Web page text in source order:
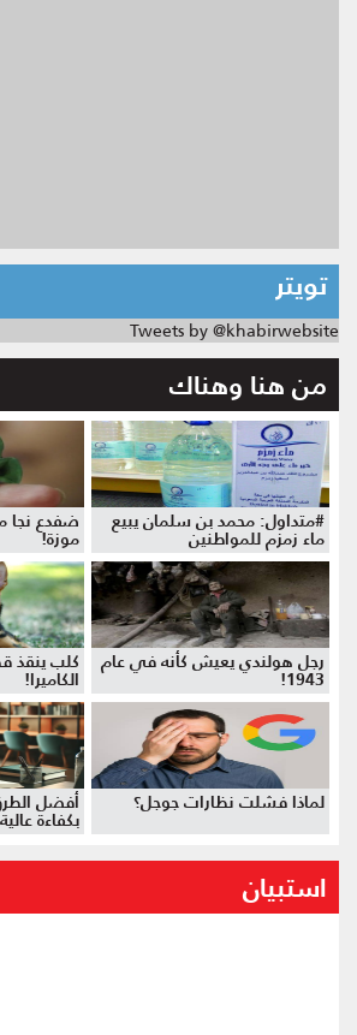
تويتر
Tweets by @khabirwebsite
من هنا وهناك
#متداول: محمد بن سلمان يبيع
ماء زمزم للمواطنين
ضفدع نجا
موزة!
رجل هولندي يعيش كأنه في عام
1943!
كلب ينقذ
الكاميرا!
لماذا فشلت نظارات جوجل؟ أفضل
بكفاءة
استبيان